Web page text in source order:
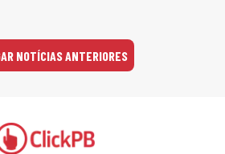
NOTÍCIAS ANTERIORES